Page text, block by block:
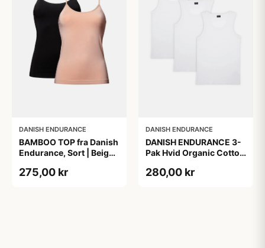
DANISH ENDURANCE
BAMBOO TOP fra Danish
Endurance, Sort | Beige,
Komfortabel og
275,00 kr
DANISH ENDURANCE
DANISH ENDURANCE 3-
Pak Hvid Organic Cotton
280,00 kr